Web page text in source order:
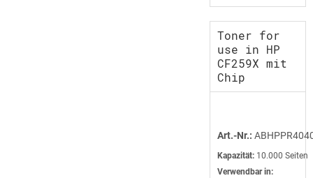
Toner for
use in HP
CF259X mit
Chip
Art.-Nr.:
Kapazität: 10.000 Seiten
Verwendbar in: